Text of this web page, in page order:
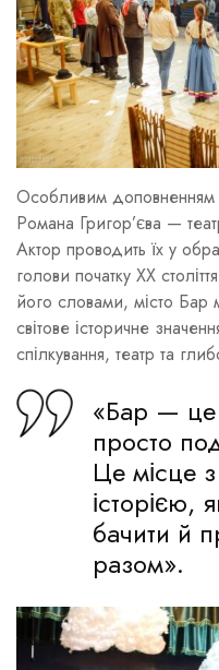
Особливим доповненням
Романа Григор’єва —
Актор проводить їх у
голови початку XX
його словами, місто
світове історичне
спілкування, театр та
«Бар — це
просто
Це місце
історією,
бачити й
разом».